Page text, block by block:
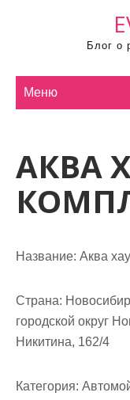
Блог о
Меню
АКВА
Название: Аква
Страна:
городской округ
Никитина, 162/4
Категория: